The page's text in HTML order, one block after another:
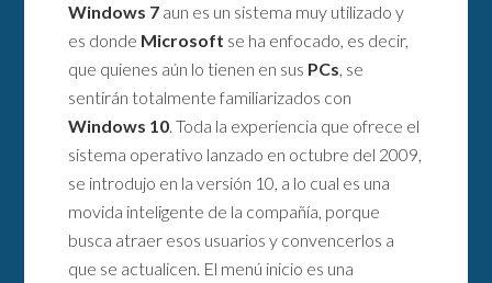
Windows 7 aun es un sistema muy utilizado y
es donde Microsoft se ha enfocado, es decir,
que quienes aún lo tienen en sus PCs, se
sentirán totalmente familiarizados con
Windows 10. Toda la experiencia que ofrece el
sistema operativo lanzado en octubre del 2009,
se introdujo en la versión 10, a lo cual es una
movida inteligente de la compañía, porque
busca atraer esos usuarios y convencerlos a
que se actualicen. El menú inicio es una